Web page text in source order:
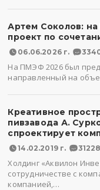
Артем Соколов:
проект по
06.06.2026 г.
На ПМЭФ 2026 был
направленный на
Креативное
пивзавода А.
спроектирует
14.02.2019 г. 31228
Холдинг «Аквилон
сотрудничестве с
компанией,…